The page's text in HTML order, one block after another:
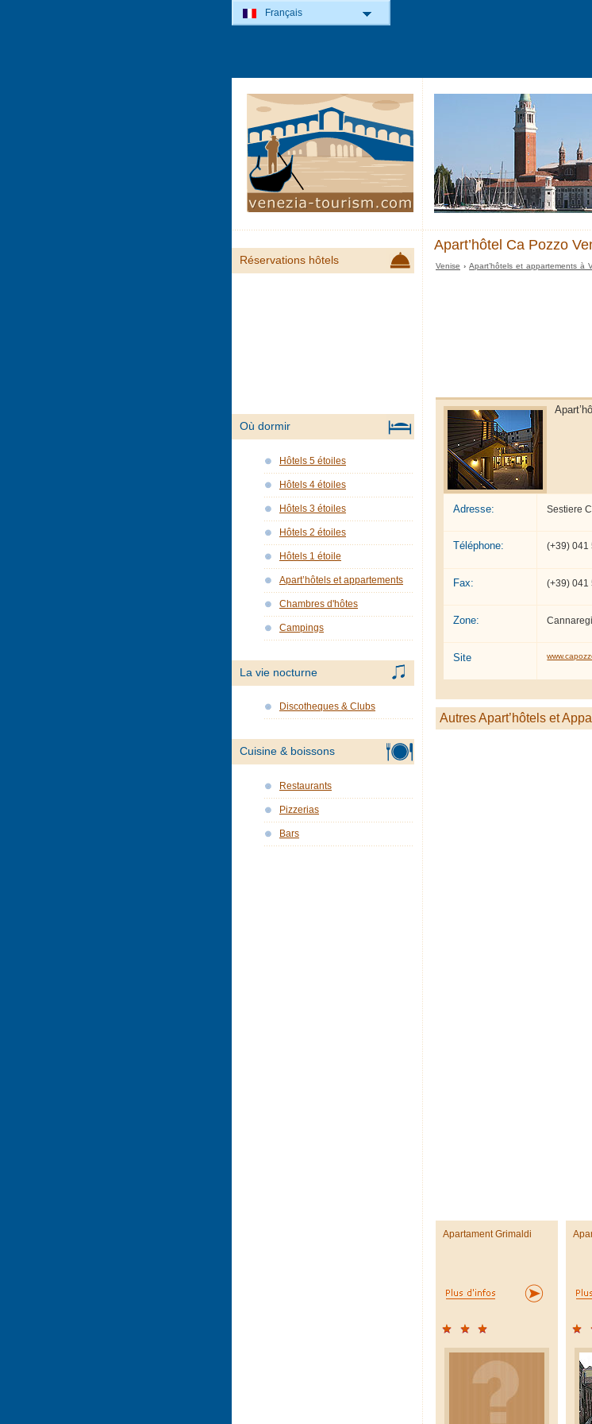
Apart’hôtel Ca Pozzo
Venise ›Apart’hôtels et appartements à
Adresse: Sestiere
Téléphone: (+39) 041
Fax: (+39) 041
Zone:
Site
Autres Apart’hôtels et
Apartament Grimaldi
Réservations hôtels
Où dormir
Hôtels 5 étoiles
Hôtels 4 étoiles
Hôtels 3 étoiles
Hôtels 2 étoiles
Hôtels 1 étoile
Apart’hôtels et appartements
Chambres d'hôtes
Campings
La vie nocturne
Discotheques & Clubs
Cuisine & boissons
Restaurants
Pizzerias
Bars
Français